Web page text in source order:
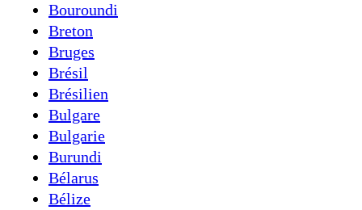
Bouroundi
Breton
Bruges
Brésil
Brésilien
Bulgare
Bulgarie
Burundi
Bélarus
Bélize